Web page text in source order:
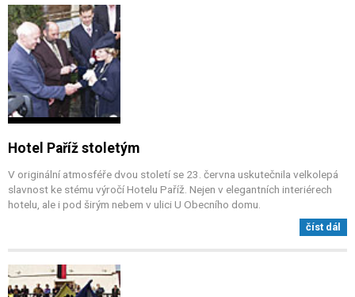
Hotel Paříž stoletým
V originální atmosféře dvou století se 23. června uskutečnila velkolepá
slavnost ke stému výročí Hotelu Paříž. Nejen v elegantních interiérech
hotelu, ale i pod širým nebem v ulici U Obecního domu.
číst dál